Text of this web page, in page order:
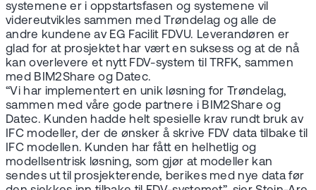
systemene er i oppstartsfasen og systemene vil
videreutvikles sammen med Trøndelag og alle de
andre kundene av EG Facilit FDVU. Leverandøren er
glad for at prosjektet har vært en suksess og at de nå
kan overlevere et nytt FDV-system til TRFK, sammen
med BIM2Share og Datec.
“Vi har implementert en unik løsning for Trøndelag,
sammen med våre gode partnere i BIM2Share og
Datec. Kunden hadde helt spesielle krav rundt bruk av
IFC modeller, der de ønsker å skrive FDV data tilbake til
IFC modellen. Kunden har fått en helhetlig og
modellsentrisk løsning, som gjør at modeller kan
sendes ut til prosjekterende, berikes med nye data før